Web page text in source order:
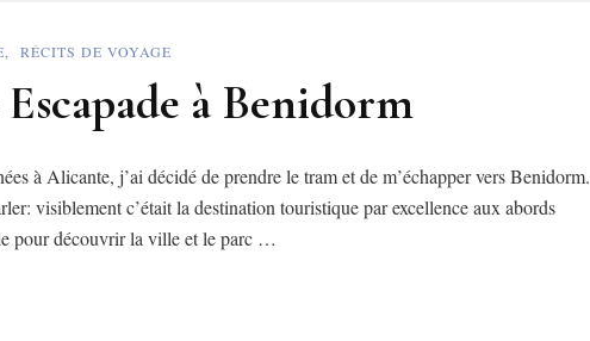
RÉCITS DE VOYAGE
Escapade à Benidorm
à Alicante, j’ai décidé de prendre le tram et de m’échapper vers Benidorm.
visiblement c’était la destination touristique par excellence aux abords
pour découvrir la ville et le parc …